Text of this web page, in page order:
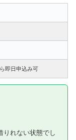
即日申込み可
りれない状態でし